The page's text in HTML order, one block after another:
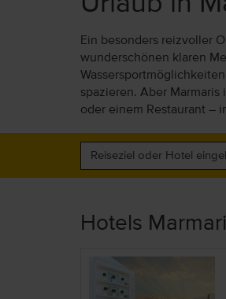
Ein besonders reizvoller
wunderschönen klaren
spazieren. Aber
oder einem Restaurant –
Hotels